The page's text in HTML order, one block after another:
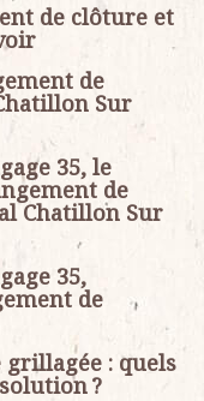
de clôture et
de
Sur
35, le
de
Chatillon Sur
35,
de
grillagée : quels
?